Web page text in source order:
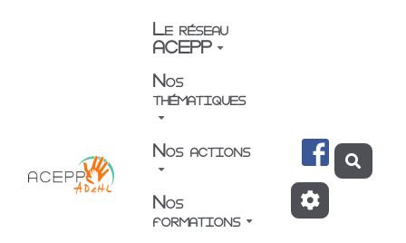
Aller au contenu principalLe réseau
ACEPP
Nos
thématiques
Nos actions
Nos
formations